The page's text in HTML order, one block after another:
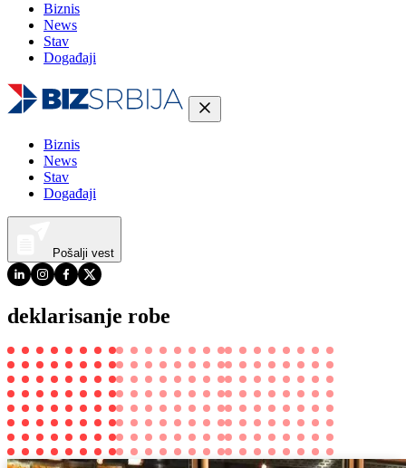
Biznis
News
Stav
Događaji
Biznis
News
Stav
Događaji
Pošalji vest
deklarisanje robe